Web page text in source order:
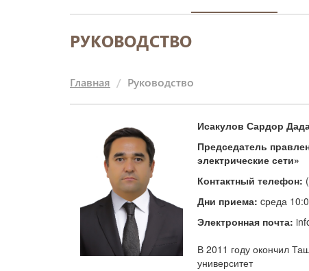
РУКОВОДСТВО
Главная Руководство
Исакулов Сардор
Председатель
электрические сети»
Контактный телефон:
Дни приема: cреда
Электронная почта:
В 2011 году окончил
университет